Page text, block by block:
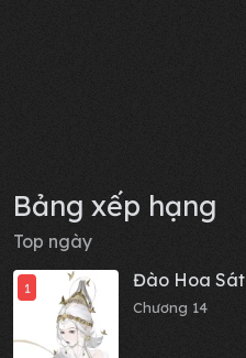
Bảng xếp hạng
Top ngày
1 Đào Hoa Sát
Chương 14